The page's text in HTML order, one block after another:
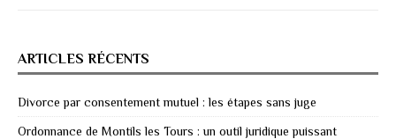
ARTICLES RÉCENTS
Divorce par consentement mutuel : les étapes sans juge
Ordonnance de Montils les Tours : un outil juridique puissant